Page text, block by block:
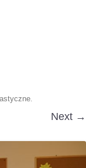
.
Next →